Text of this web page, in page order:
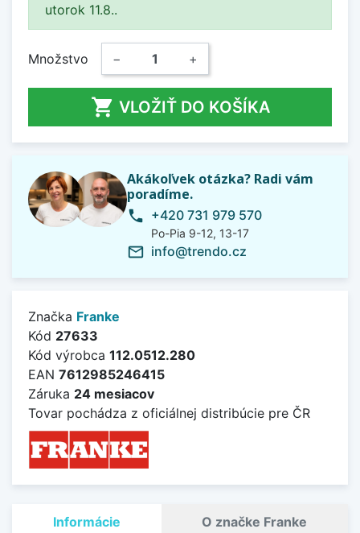
utorok 11.8..
Množstvo − +
 VLOŽIŤ DO KOŠÍKA
Akákoľvek otázka? Radi vám
poradíme.
phone +420 731 979 570
Po-Pia 9-12, 13-17
mail_outline info@trendo.cz
Značka Franke
Kód 27633
Kód výrobca 112.0512.280
EAN 7612985246415
Záruka 24 mesiacov
Tovar pochádza z oficiálnej distribúcie pre ČR
Informácie O značke Franke